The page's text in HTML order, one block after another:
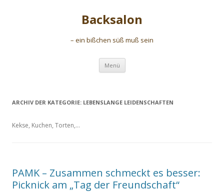
Backsalon
– ein bißchen süß muß sein
Menü Zum
springen
ARCHIV DER KATEGORIE: LEBENSLANGE LEIDENSCHAFTEN
Kekse, Kuchen, Torten,…
PAMK – Zusammen schmeckt es besser:
Picknick am „Tag der Freundschaft“